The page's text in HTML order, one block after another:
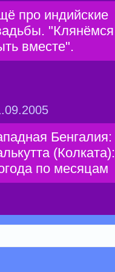
про индийские
"Клянёмся
вместе".
Бенгалия:
(Колката):
по месяцам